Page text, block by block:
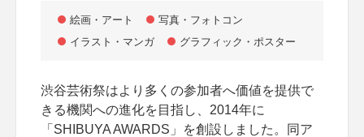
絵画・アート
写真・フォトコン
イラスト・マンガ
グラフィック・ポスター
渋谷芸術祭はより多くの参加者へ価値を提供で
きる機関への進化を目指し、2014年に
「SHIBUYA AWARDS」を創設しました。同ア